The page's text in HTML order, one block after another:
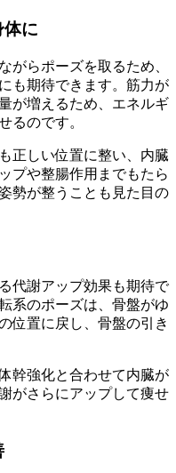
体に
がらポーズを取るため、
も期待できます。筋力が
が増えるため、エネルギ
るのです。
正しい位置に整い、内臓
プや整腸作用までもたら
勢が整うことも見た目の
代謝アップ効果も期待で
系のポーズは、骨盤がゆ
位置に戻し、 骨盤の引き
幹強化と合わせて内臓が
がさらにアップして痩せ